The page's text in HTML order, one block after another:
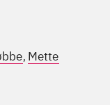
, Mette